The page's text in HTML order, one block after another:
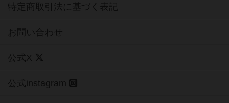
特定商取引法に基づく表記
お問い合わせ
公式X
公式instagram